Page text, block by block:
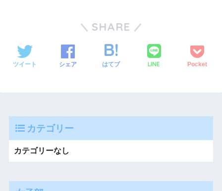
SHARE
ツイート シェア はてブ LINE Pocket
カテゴリー
カテゴリーなし